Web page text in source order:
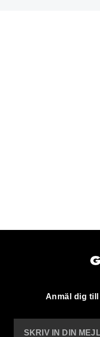
Anmäl dig till
SKRIV IN DIN